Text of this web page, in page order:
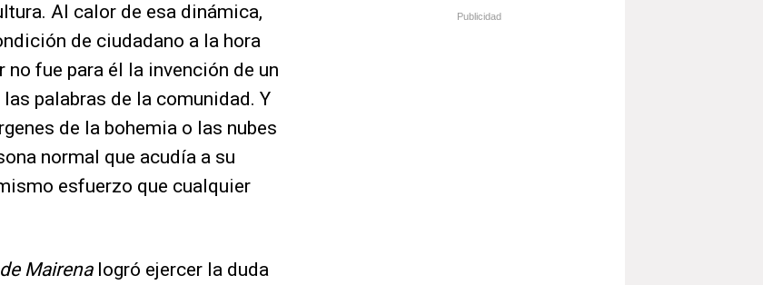
Al calor de esa dinámica,
de ciudadano a la hora
fue para él la invención de un
palabras de la comunidad. Y
de la bohemia o las nubes
normal que acudía a su
esfuerzo que cualquier
Mairenalogró ejercer la duda
Publicidad